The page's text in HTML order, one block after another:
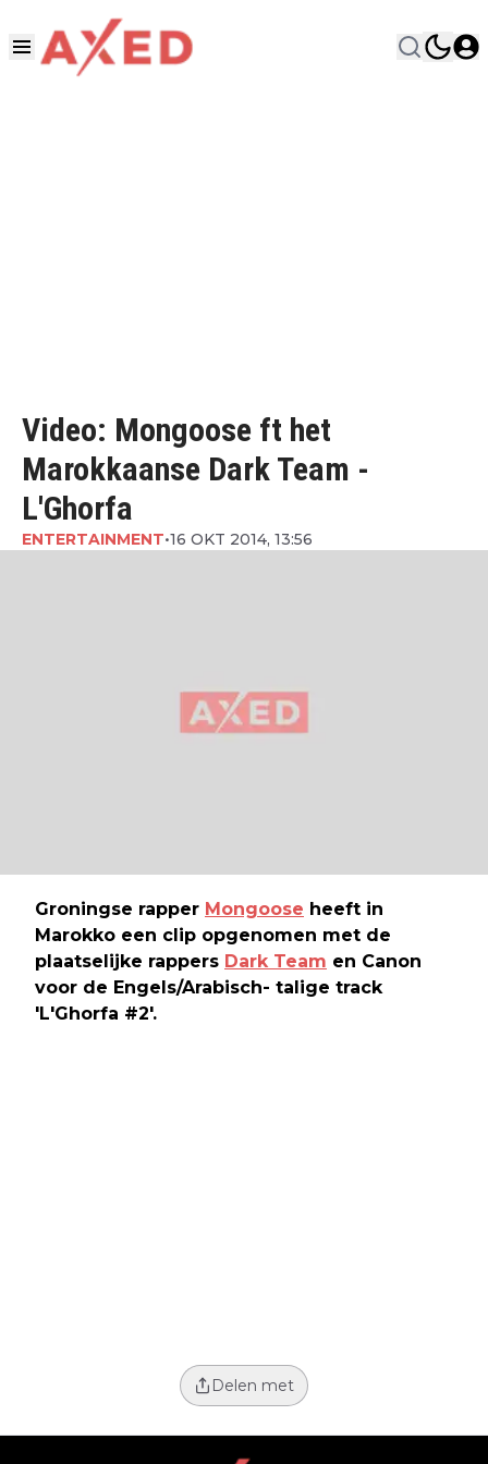
Video: Mongoose ft het
Marokkaanse Dark Team -
L'Ghorfa
ENTERTAINMENT•16 OKT 2014, 13:56
Groningse rapper Mongoose heeft in
Marokko een clip opgenomen met de
plaatselijke rappers Dark Team en Canon
voor de Engels/Arabisch- talige track
'L'Ghorfa #2'.
Delen met